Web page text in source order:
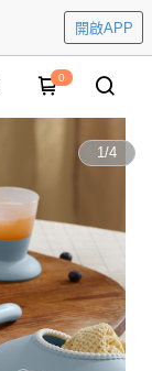
開啟APP
0
1/4